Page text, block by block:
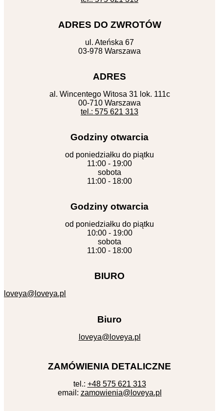
ADRES DO ZWROTÓW
ul. Ateńska 67
03-978 Warszawa
ADRES
al. Wincentego Witosa 31 lok. 111c
00-710 Warszawa
tel.: 575 621 313
Godziny otwarcia
od poniedziałku do piątku
11:00 - 19:00
sobota
11:00 - 18:00
Godziny otwarcia
od poniedziałku do piątku
10:00 - 19:00
sobota
11:00 - 18:00
BIURO
loveya@loveya.pl
Biuro
loveya@loveya.pl
ZAMÓWIENIA DETALICZNE
tel.: +48 575 621 313
email: zamowienia@loveya.pl